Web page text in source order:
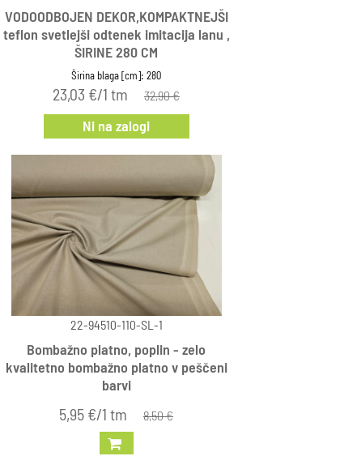
VODOODBOJEN DEKOR,KOMPAKTNEJŠI
teflon svetlejši odtenek imitacija lanu ,
ŠIRINE 280 CM
Širina blaga [cm]: 280
23,03 €/1 tm 32,90 €
Ni na zalogi
22-94510-110-SL-1
Bombažno platno, poplin - zelo
kvalitetno bombažno platno v peščeni
barvi
5,95 €/1 tm 8,50 €